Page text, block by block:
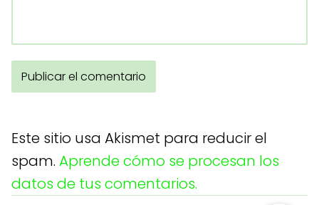
Este sitio usa Akismet para reducir el
spam. Aprende cómo se procesan los
datos de tus comentarios.